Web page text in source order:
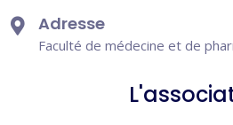
Adresse
Faculté de médecine et de